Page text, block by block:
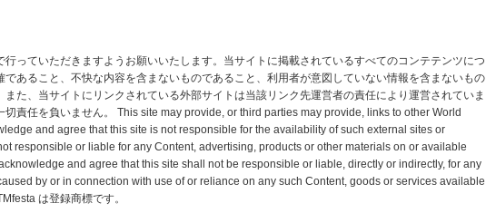
っていただきますようお願いいたします。当サイトに掲載されているすべてのコンテテンツにつ
あること、不快な内容を含まないものであること、利用者が意図していない情報を含まないもの
た、当サイトにリンクされている外部サイトは当該リンク先運営者の責任により運営されていま
責任を負いません。 This site may provide, or third parties may provide, links to other World
and agree that this site is not responsible for the availability of such external sites or
responsible or liable for any Content, advertising, products or other materials on or available
and agree that this site shall not be responsible or liable, directly or indirectly, for any
by or in connection with use of or reliance on any such Content, goods or services available
は登録商標です。